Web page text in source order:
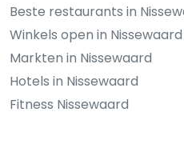
Beste restaurants in
Winkels open in
Markten in Nissewaard
Hotels in Nissewaard
Fitness Nissewaard